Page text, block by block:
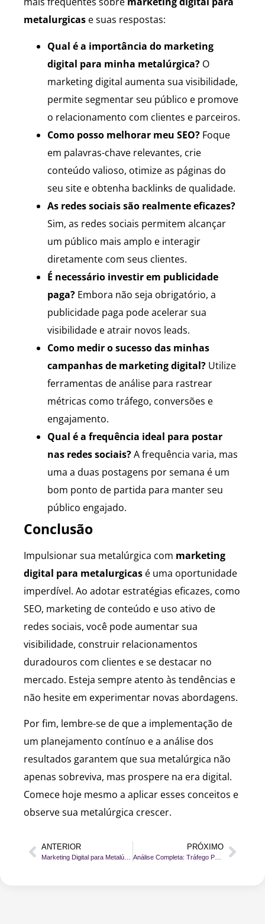
metalurgicas e suas respostas:
Qual é a importância do marketing
digital para minha metalúrgica? O
marketing digital aumenta sua visibilidade,
permite segmentar seu público e promove
o relacionamento com clientes e parceiros.
Como posso melhorar meu SEO? Foque
em palavras-chave relevantes, crie
conteúdo valioso, otimize as páginas do
seu site e obtenha backlinks de qualidade.
As redes sociais são realmente eficazes?
Sim, as redes sociais permitem alcançar
um público mais amplo e interagir
diretamente com seus clientes.
É necessário investir em publicidade
paga? Embora não seja obrigatório, a
publicidade paga pode acelerar sua
visibilidade e atrair novos leads.
Como medir o sucesso das minhas
campanhas de marketing digital? Utilize
ferramentas de análise para rastrear
métricas como tráfego, conversões e
engajamento.
Qual é a frequência ideal para postar
nas redes sociais?A frequência varia, mas
uma a duas postagens por semana é um
bom ponto de partida para manter seu
público engajado.
Conclusão
Impulsionar sua metalúrgica com marketing
digital para metalurgicas é uma oportunidade
imperdível. Ao adotar estratégias eficazes, como
SEO, marketing de conteúdo e uso ativo de
redes sociais, você pode aumentar sua
visibilidade, construir relacionamentos
duradouros com clientes e se destacar no
mercado. Esteja sempre atento às tendências e
não hesite em experimentar novas abordagens.
Por fim, lembre-se de que a implementação de
um planejamento contínuo e a análise dos
resultados garantem que sua metalúrgica não
apenas sobreviva, mas prospere na era digital.
Comece hoje mesmo a aplicar esses conceitos e
observe sua metalúrgica crescer.
ANTERIOR
Marketing Digital para Metalúrgicas: 5 Estratégias que Funcionam
PRÓXIMO
Análise Completa: Tráfego Pago no TikTok vs. Outras Plataformas